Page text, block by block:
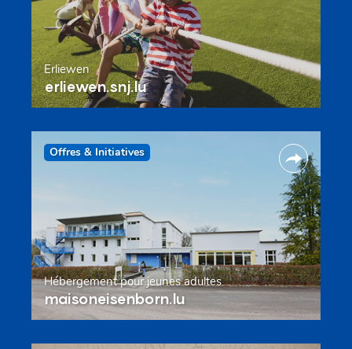
Erliewen
erliewen.snj.lu
Offres & Initiatives
Hébergement pour jeunes adultes
maisoneisenborn.lu